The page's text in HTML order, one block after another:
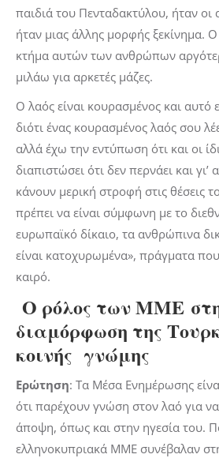
παιδιά του Πενταδακτύλου, ήταν οι
ήταν μιας άλλης μορφής ξεκίνημα. Ο
κτήμα αυτών των ανθρώπων
μιλάω για αρκετές μάζες.
Ο λαός είναι κουρασμένος και αυτό
διότι ένας κουρασμένος λαός σου
αλλά έχω την εντύπωση ότι και οι
διαπιστώσει ότι δεν περνάει και
κάνουν μερική στροφή στις θέσεις
πρέπει να είναι σύμφωνη με το
ευρωπαϊκό δίκαιο, τα ανθρώπινα
είναι κατοχυρωμένα», πράγματα
καιρό.
Ο ρόλος των ΜΜΕ
διαμόρφωση της
κοινής γνώμης
Ερώτηση: Τα Μέσα Ενημέρωσης
ότι παρέχουν γνώση στον λαό για
άποψη, όπως και στην ηγεσία του.
ελληνοκυπριακά ΜΜΕ συνέβαλαν